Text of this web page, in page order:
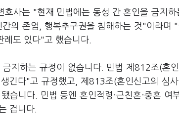
호사는 "현재 민법에는 동성 간 혼인을 금지
의 존엄, 행복추구권을 침해하는 것"이라며
례도 있다"고 했습니다.
지하는 규정이 없습니다. 민법 제812조(혼
긴다"고 규정했고, 제813조(혼인신고의 심
습니다. 민법 등엔 혼인적령·근친혼·중혼 여
겁니다.